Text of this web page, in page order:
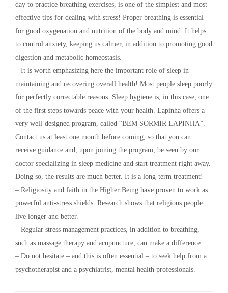
day to practice breathing exercises, is one of the simplest and most
effective tips for dealing with stress! Proper breathing is essential
for good oxygenation and nutrition of the body and mind. It helps
to control anxiety, keeping us calmer, in addition to promoting good
digestion and metabolic homeostasis.
– It is worth emphasizing here the important role of sleep in
maintaining and recovering overall health! Most people sleep poorly
for perfectly correctable reasons. Sleep hygiene is, in this case, one
of the first steps towards peace with your health. Lapinha offers a
very well-designed program, called “BEM SORMIR LAPINHA”.
Contact us at least one month before coming, so that you can
receive guidance and, upon joining the program, be seen by our
doctor specializing in sleep medicine and start treatment right away.
Doing so, the results are much better. It is a long-term treatment!
– Religiosity and faith in the Higher Being have proven to work as
powerful anti-stress shields. Research shows that religious people
live longer and better.
– Regular stress management practices, in addition to breathing,
such as massage therapy and acupuncture, can make a difference.
– Do not hesitate – and this is often essential – to seek help from a
psychotherapist and a psychiatrist, mental health professionals.